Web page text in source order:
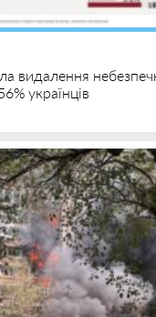
видалення
українців